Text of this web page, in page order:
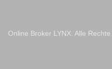
Online Broker LYNX. Alle